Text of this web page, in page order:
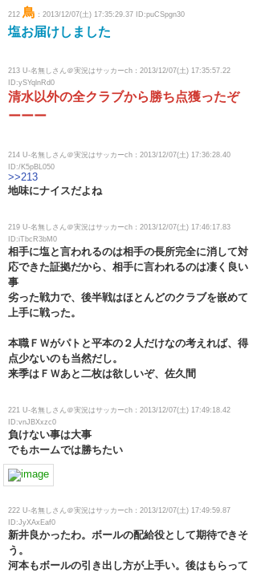
212 鳥 ：2013/12/07(土) 17:35:29.37 ID:puCSpgn30
塩お届けしました
213 U-名無しさん＠実況はサッカーch：2013/12/07(土) 17:35:57.22
ID:ySYqlnRd0
清水以外の全クラブから勝ち点獲ったぞ
ーーー
214 U-名無しさん＠実況はサッカーch：2013/12/07(土) 17:36:28.40
ID:/K5pBL050
>>213
地味にナイスだよね
219 U-名無しさん＠実況はサッカーch：2013/12/07(土) 17:46:17.83
ID:iTbcR3bM0
相手に塩と言われるのは相手の長所完全に消して対
応できた証拠だから、相手に言われるのは凄く良い
事
劣った戦力で、後半戦はほとんどのクラブを嵌めて
上手に戦った。
本職ＦＷがパトと平本の２人だけなの考えれば、得
点少ないのも当然だし。
来季はＦＷあと二枚は欲しいぞ、佐久間
221 U-名無しさん＠実況はサッカーch：2013/12/07(土) 17:49:18.42
ID:vnJBXxzc0
負けない事は大事
でもホームでは勝ちたい
222 U-名無しさん＠実況はサッカーch：2013/12/07(土) 17:49:59.87
ID:JyXAxEaf0
新井良かったわ。ボールの配給役として期待できそ
う。
河本もボールの引き出し方が上手い。後はもらって